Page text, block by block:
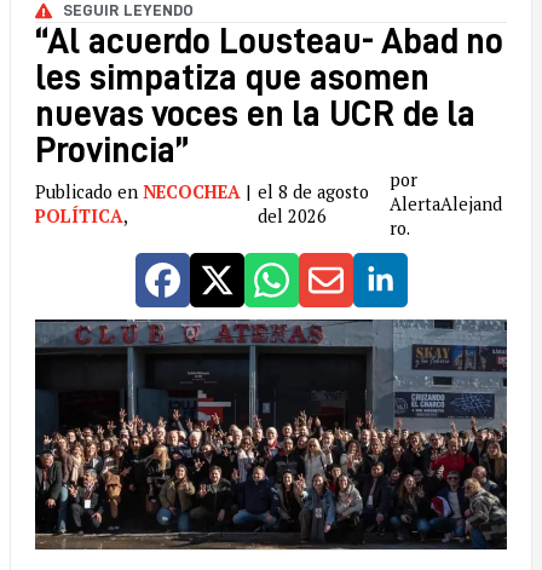
SEGUIR LEYENDO
“Al acuerdo Lousteau- Abad no
les simpatiza que asomen
nuevas voces en la UCR de la
Provincia”
Publicado en NECOCHEA |
POLÍTICA,
el 8 de agosto
del 2026
por
AlertaAlejand
ro.